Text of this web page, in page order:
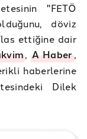
"FETÖ
döviz
ettiğine dair
,A Haber,
haberlerine
Dilek